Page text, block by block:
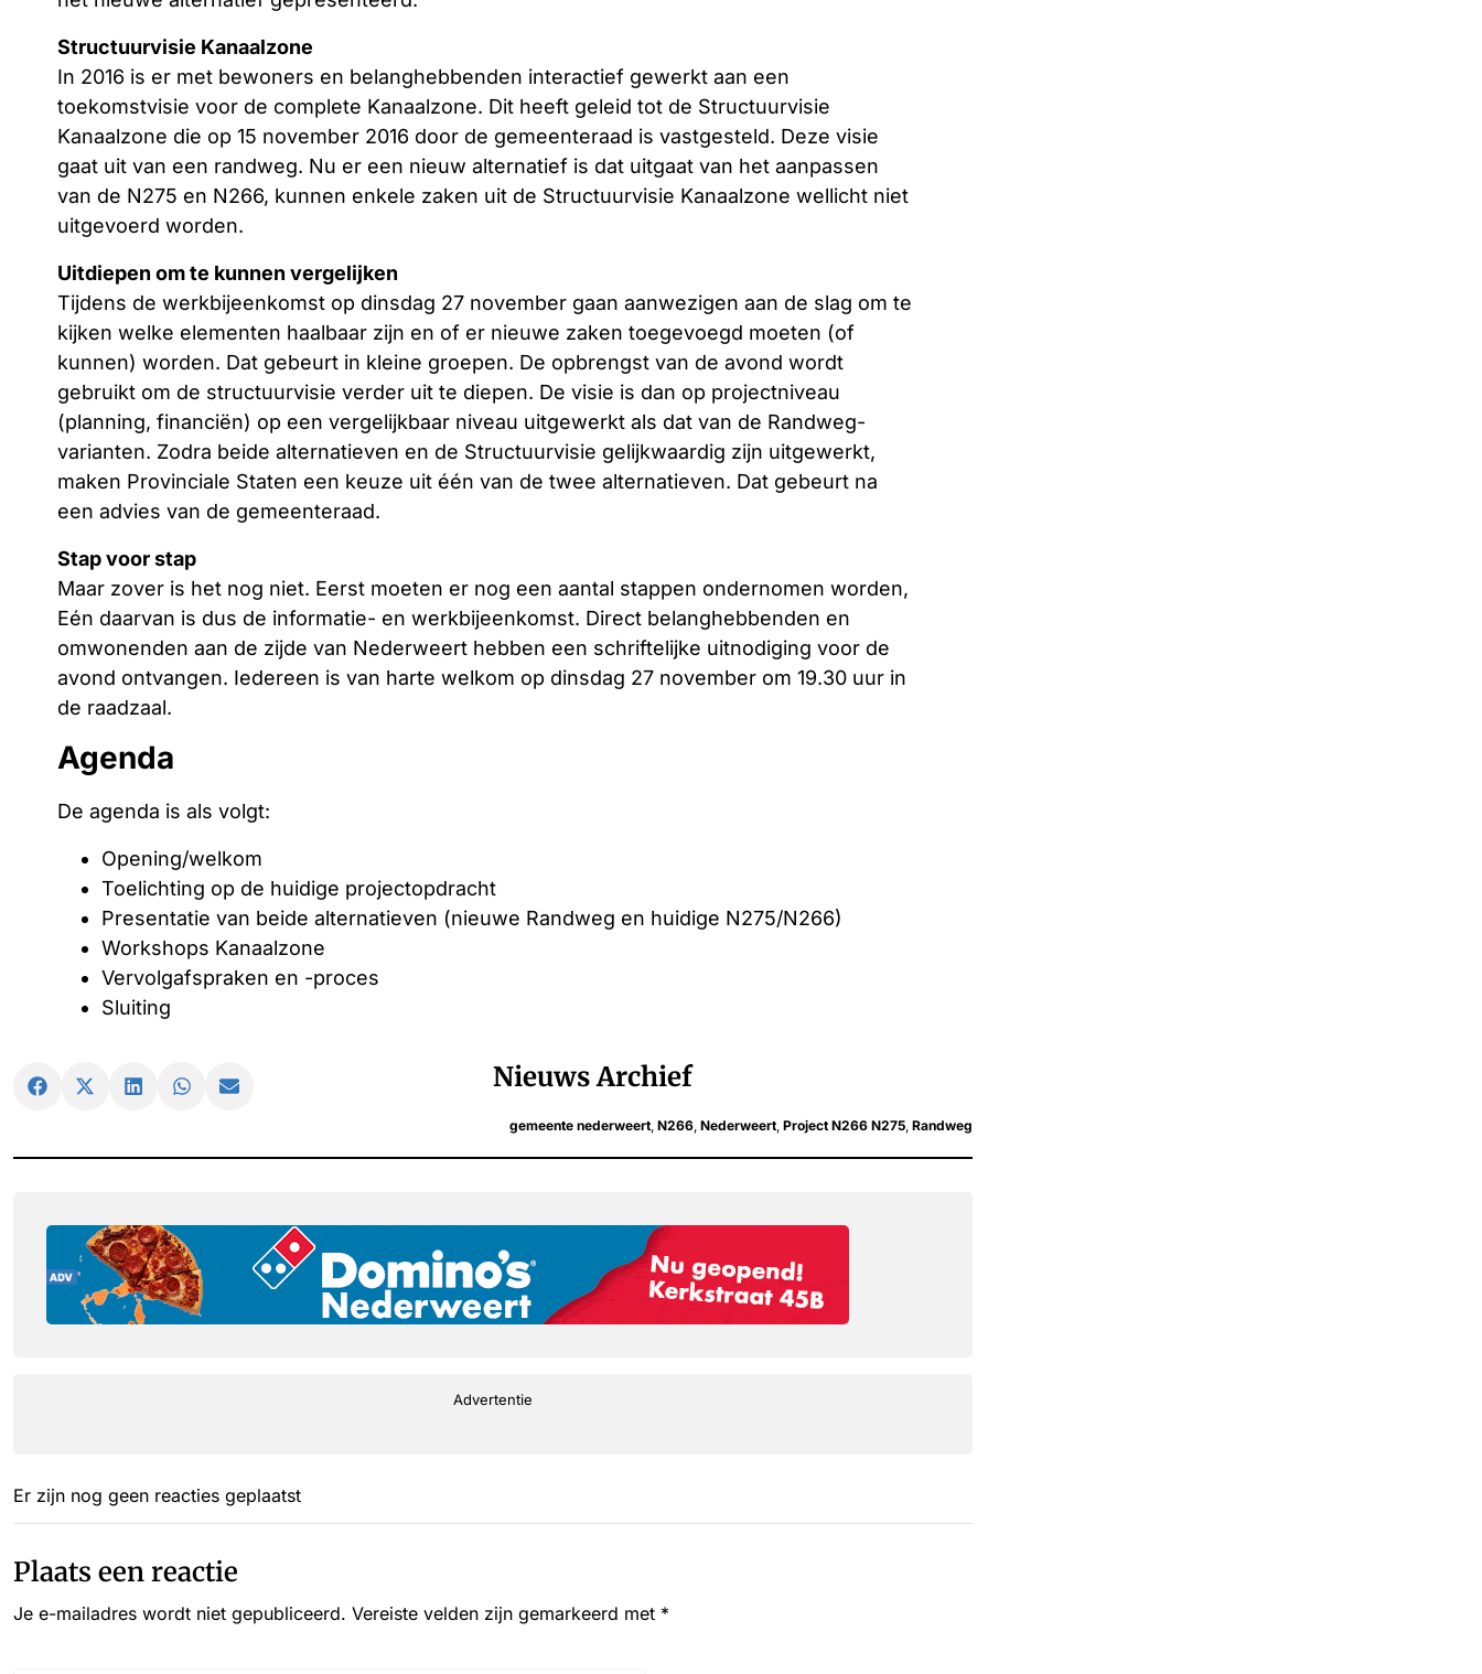
Structuurvisie Kanaalzone
In 2016 is er met bewoners en belanghebbenden interactief gewerkt aan een
toekomstvisie voor de complete Kanaalzone. Dit heeft geleid tot de Structuurvisie
Kanaalzone die op 15 november 2016 door de gemeenteraad is vastgesteld. Deze visie
gaat uit van een randweg. Nu er een nieuw alternatief is dat uitgaat van het aanpassen
van de N275 en N266, kunnen enkele zaken uit de Structuurvisie Kanaalzone wellicht niet
uitgevoerd worden.
Uitdiepen om te kunnen vergelijken
Tijdens de werkbijeenkomst op dinsdag 27 november gaan aanwezigen aan de slag om te
kijken welke elementen haalbaar zijn en of er nieuwe zaken toegevoegd moeten (of
kunnen) worden. Dat gebeurt in kleine groepen. De opbrengst van de avond wordt
gebruikt om de structuurvisie verder uit te diepen. De visie is dan op projectniveau
(planning, financiën) op een vergelijkbaar niveau uitgewerkt als dat van de Randweg-
varianten. Zodra beide alternatieven en de Structuurvisie gelijkwaardig zijn uitgewerkt,
maken Provinciale Staten een keuze uit één van de twee alternatieven. Dat gebeurt na
een advies van de gemeenteraad.
Stap voor stap
Maar zover is het nog niet. Eerst moeten er nog een aantal stappen ondernomen worden,
Eén daarvan is dus de informatie- en werkbijeenkomst. Direct belanghebbenden en
omwonenden aan de zijde van Nederweert hebben een schriftelijke uitnodiging voor de
avond ontvangen. Iedereen is van harte welkom op dinsdag 27 november om 19.30 uur in
de raadzaal.
Agenda
De agenda is als volgt:
Opening/welkom
Toelichting op de huidige projectopdracht
Presentatie van beide alternatieven (nieuwe Randweg en huidige N275/N266)
Workshops Kanaalzone
Vervolgafspraken en -proces
Sluiting
Nieuws Archief
gemeente nederweert N266 Nederweert Project N266 N275 Randweg
Advertentie
Er zijn nog geen reacties geplaatst
Plaats een reactie
Je e-mailadres wordt niet gepubliceerd. Vereiste velden zijn gemarkeerd met *